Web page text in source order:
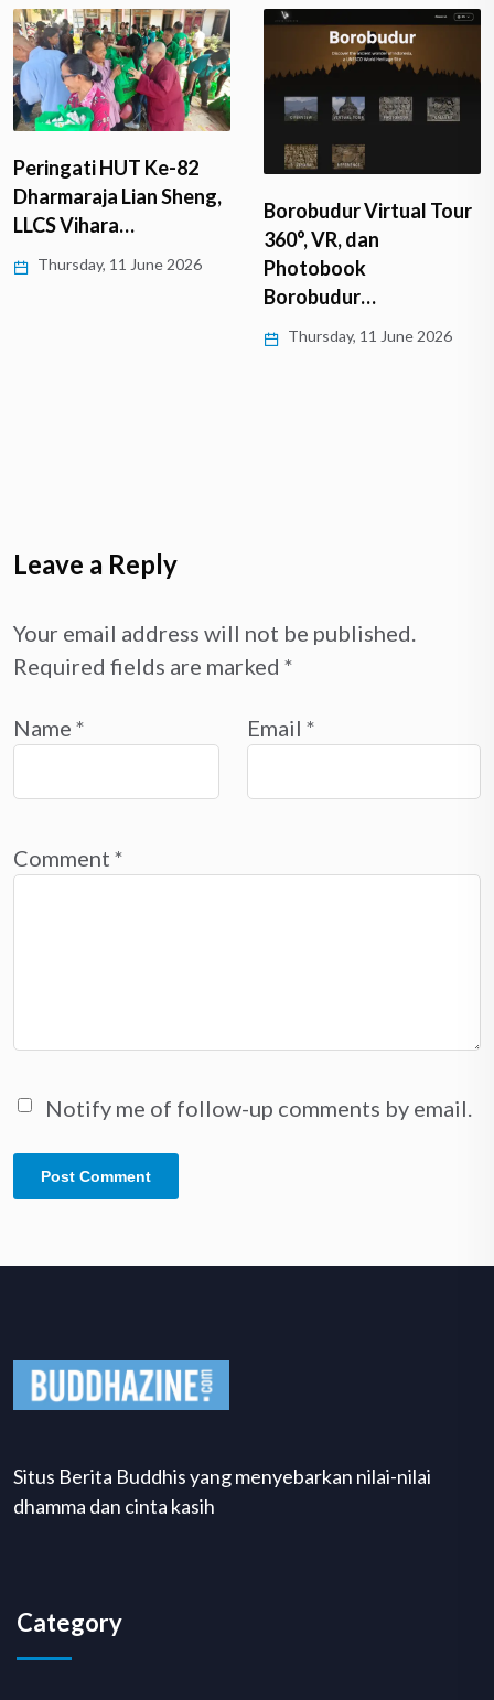
Peringati HUT Ke-82
Dharmaraja Lian Sheng,
LLCS Vihara…
Thursday, 11 June 2026
Borobudur Virtual Tour
360°, VR, dan
Photobook
Borobudur…
Thursday, 11 June 2026
Leave a Reply
Your email address will not be published.
Required fields are marked *
Name * Email *
Comment *
Notify me of follow-up comments by email.
Situs Berita Buddhis yang menyebarkan nilai-nilai
dhamma dan cinta kasih
Category